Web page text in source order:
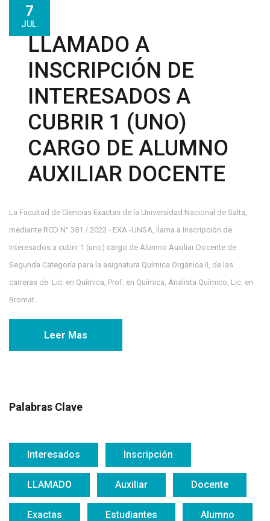
7
JUL.
LLAMADO A
INSCRIPCIÓN DE
INTERESADOS A
CUBRIR 1 (UNO)
CARGO DE ALUMNO
AUXILIAR DOCENTE
La Facultad de Ciencias Exactas de la Universidad Nacional de Salta,
mediante RCD N° 381 / 2023 - EXA -UNSA, llama a Inscripción de
Interesados a cubrir 1 (uno) cargo de Alumno Auxiliar Docente de
Segunda Categoría para la asignatura Química Orgánica II, de las
carreras de Lic. en Química, Prof. en Química, Analista Químico, Lic. en
Bromat...
Leer Mas
Palabras Clave
Interesados Inscripción
LLAMADO Auxiliar Docente
Exactas Estudiantes Alumno